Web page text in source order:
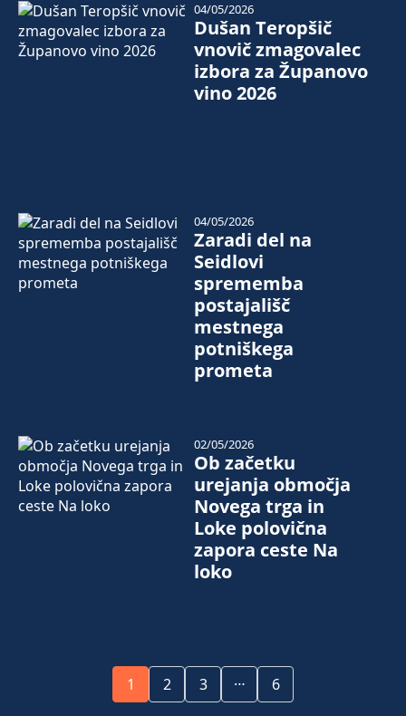
Dušan Teropšič
vnovič zmagovalec
izbora za Županovo
vino 2026
04/05/2026
Zaradi del na
Seidlovi
sprememba
postajališč
mestnega
potniškega
prometa
04/05/2026
Ob začetku
urejanja območja
Novega trga in
Loke polovična
zapora ceste Na
loko
02/05/2026
1 2 3 … 6